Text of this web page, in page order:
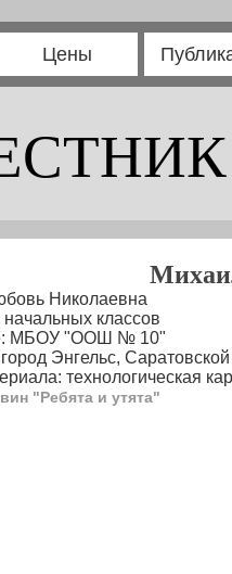
Цены
Николаевна
начальных классов
МБОУ "ООШ № 10"
Энгельс, Саратовской
технологическая
"Ребята и утята"